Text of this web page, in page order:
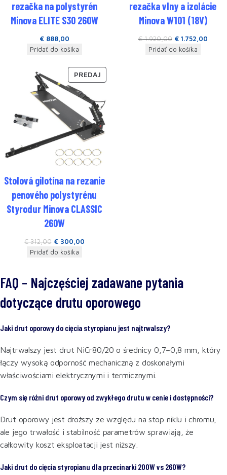
rezačka na polystyrén
Minova ELITE S30 260W
€888,00
Pridať do košíka
rezačka vlny a izolácie
Minova W101 (18V)
€1.920,00 €1.752,00
Pridať do košíka
PREDAJ
Stolová gilotína na rezanie
penového polystyrénu
Styrodur Minova CLASSIC
260W
€312,00 €300,00
Pridať do košíka
FAQ – Najczęściej zadawane pytania
dotyczące drutu oporowego
Jaki drut oporowy do cięcia styropianu jest najtrwalszy?
Najtrwalszy jest drut NiCr80/20 o średnicy 0,7–0,8 mm, który
łączy wysoką odporność mechaniczną z doskonałymi
właściwościami elektrycznymi i termicznymi.
Czym się różni drut oporowy od zwykłego drutu w cenie i dostępności?
Drut oporowy jest droższy ze względu na stop niklu i chromu,
ale jego trwałość i stabilność parametrów sprawiają, że
całkowity koszt eksploatacji jest niższy.
Jaki drut do cięcia styropianu dla przecinarki 200W vs 260W?